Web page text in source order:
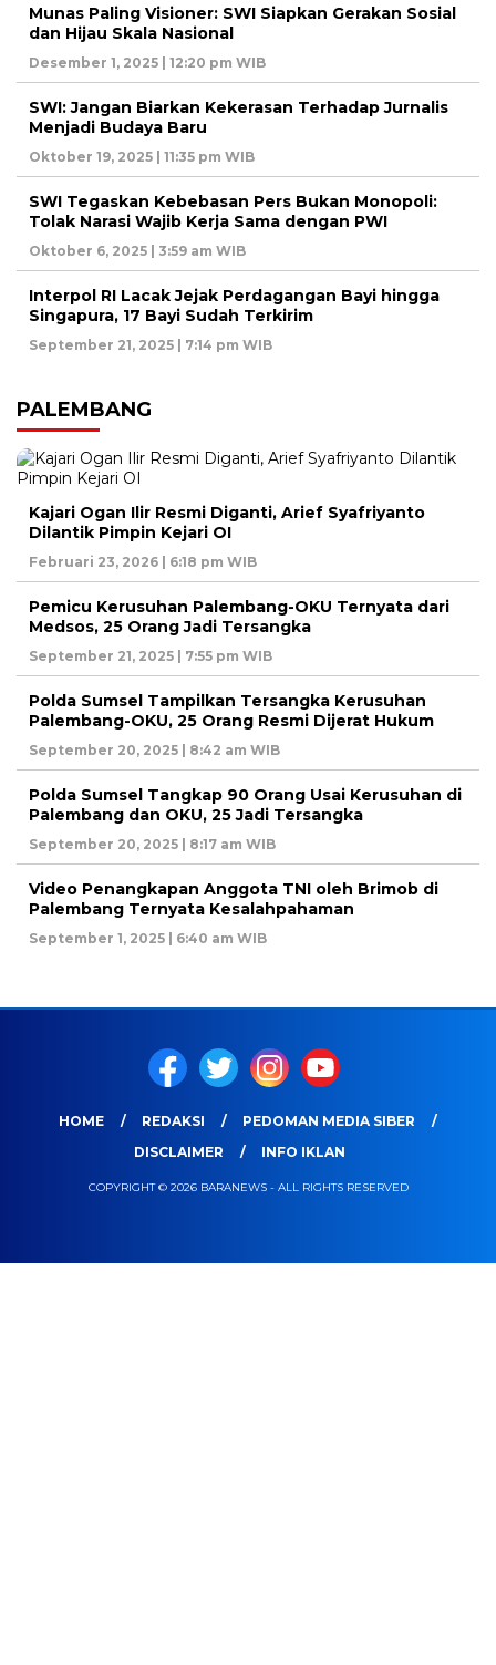
Munas Paling Visioner: SWI Siapkan Gerakan Sosial
dan Hijau Skala Nasional
Desember 1, 2025 | 12:20 pm WIB
SWI: Jangan Biarkan Kekerasan Terhadap Jurnalis
Menjadi Budaya Baru
Oktober 19, 2025 | 11:35 pm WIB
SWI Tegaskan Kebebasan Pers Bukan Monopoli:
Tolak Narasi Wajib Kerja Sama dengan PWI
Oktober 6, 2025 | 3:59 am WIB
Interpol RI Lacak Jejak Perdagangan Bayi hingga
Singapura, 17 Bayi Sudah Terkirim
September 21, 2025 | 7:14 pm WIB
PALEMBANG
Kajari Ogan Ilir Resmi Diganti, Arief Syafriyanto
Dilantik Pimpin Kejari OI
Februari 23, 2026 | 6:18 pm WIB
Pemicu Kerusuhan Palembang-OKU Ternyata dari
Medsos, 25 Orang Jadi Tersangka
September 21, 2025 | 7:55 pm WIB
Polda Sumsel Tampilkan Tersangka Kerusuhan
Palembang-OKU, 25 Orang Resmi Dijerat Hukum
September 20, 2025 | 8:42 am WIB
Polda Sumsel Tangkap 90 Orang Usai Kerusuhan di
Palembang dan OKU, 25 Jadi Tersangka
September 20, 2025 | 8:17 am WIB
Video Penangkapan Anggota TNI oleh Brimob di
Palembang Ternyata Kesalahpahaman
September 1, 2025 | 6:40 am WIB
HOME REDAKSI
PEDOMAN MEDIA SIBER
DISCLAIMER
INFO IKLAN
COPYRIGHT © 2026 BARANEWS - ALL RIGHTS RESERVED